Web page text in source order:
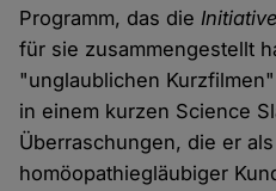
Programm, das die
für sie zusammengestellt
"unglaublichen
in einem kurzen Science
Überraschungen, die er
homöopathiegläubiger